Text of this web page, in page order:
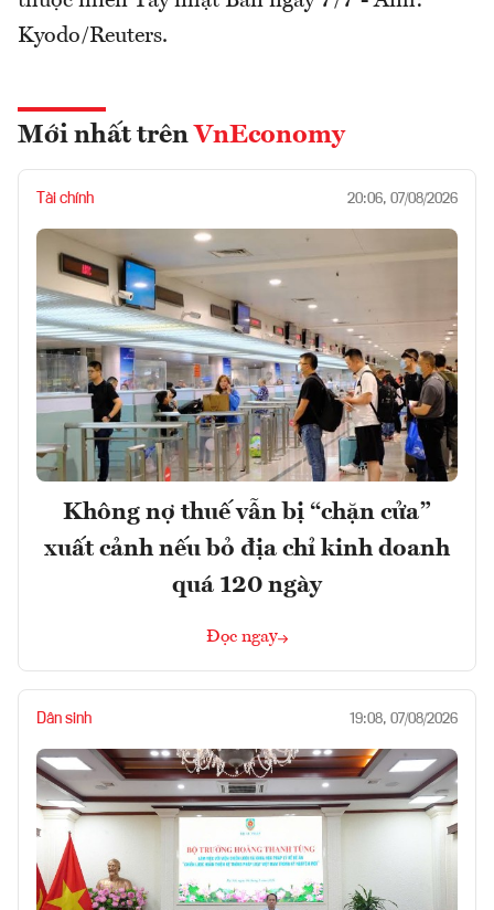
Kyodo/Reuters.
Mới nhất trên VnEconomy
Tài chính 20:06, 07/08/2026
Không nợ thuế vẫn bị “chặn cửa”
xuất cảnh nếu bỏ địa chỉ kinh doanh
quá 120 ngày
Đọc ngay
Dân sinh 19:08, 07/08/2026